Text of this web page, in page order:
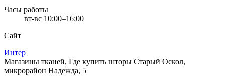
Часы работы
вт-вс 10:00–16:00
Сайт
Интер
Магазины тканей, Где купить шторы Старый Оскол,
микрорайон Надежда, 5